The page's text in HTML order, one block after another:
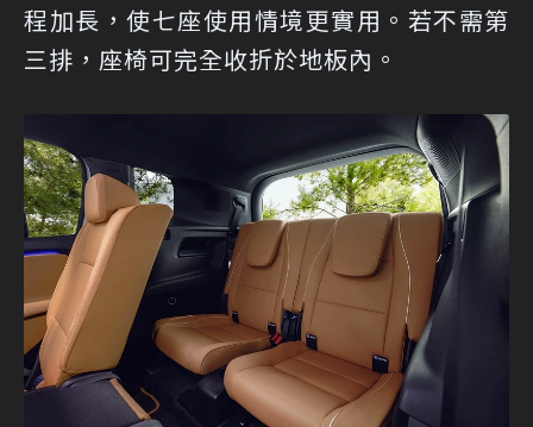
程加長，使七座使用情境更實用。若不需第
三排，座椅可完全收折於地板內。